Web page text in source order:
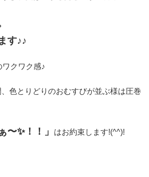
す♪♪
ワクワク感♪
色とりどりのおむすびが並ぶ様は圧巻
〜✨！！」 はお約束します!(^^)!